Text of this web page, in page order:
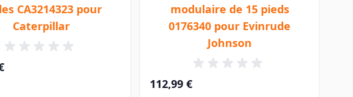
CA3214323 pour
Caterpillar
modulaire de 15 pieds
0176340 pour Evinrude
Johnson
112,99 €